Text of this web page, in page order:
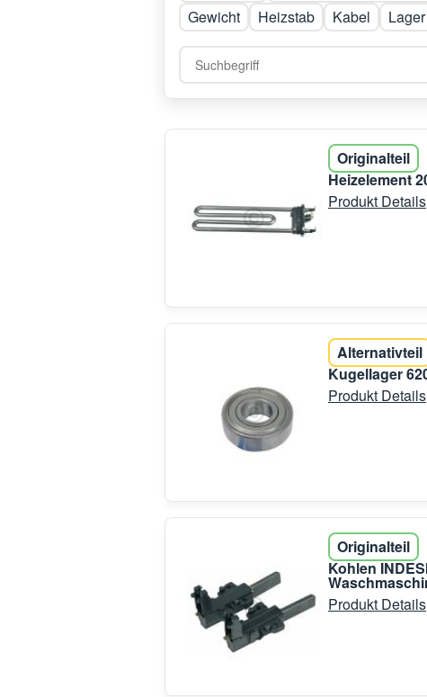
Gewicht
Heizstab Kabel Lager
Originalteil
Heizelement
Produkt Details
Alternativteil
Kugellager
Produkt Details
Originalteil
Kohlen
Produkt Details